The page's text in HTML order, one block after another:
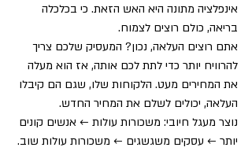
אינפלציה מתונה היא האש הזאת. כי בכלכלה
בריאה, כולם רוצים לצמוח.
אתם רוצים העלאה, נכון? המעסיק שלכם צריך
להרוויח יותר כדי לתת לכם אותה, אז הוא מעלה
את המחירים מעט. הלקוחות שלו, שגם הם קיבלו
העלאה, יכולים לשלם את המחיר החדש.
נוצר מעגל חיובי: משכורות עולות ← אנשים קונים
יותר ← עסקים משגשגים ← משכורות עולות שוב.